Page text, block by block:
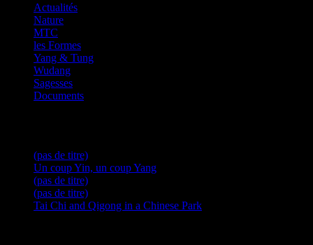
articles
La Méditation en mouvement …
Actualités
Nature
MTC
les Formes
Yang & Tung
Wudang
Sagesses
Documents
(pas de titre)
Un coup Yin, un coup Yang
(pas de titre)
(pas de titre)
Tai Chi and Qigong in a Chinese Park